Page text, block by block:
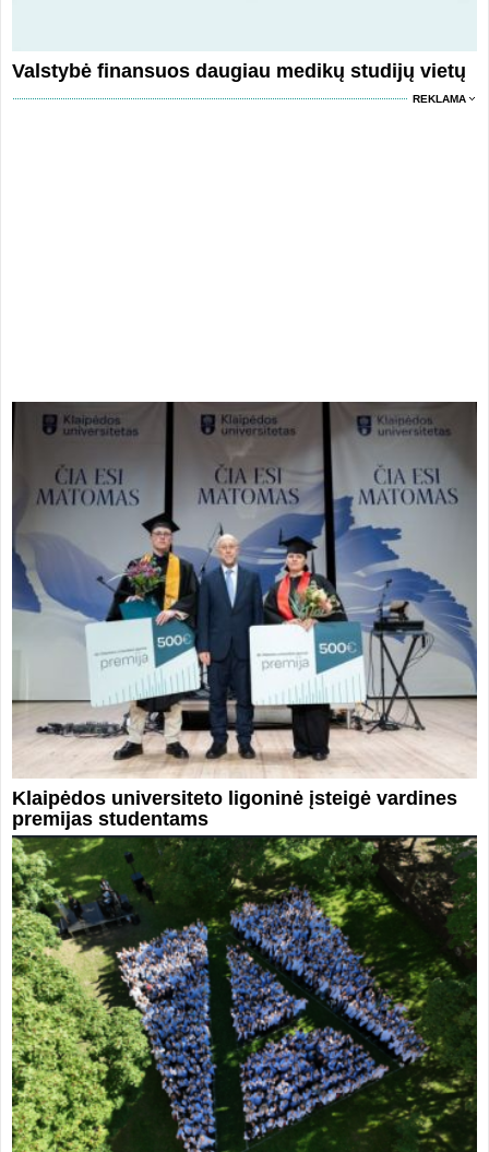
Valstybė finansuos daugiau medikų studijų vietų
REKLAMA
Klaipėdos universiteto ligoninė įsteigė vardines
premijas studentams